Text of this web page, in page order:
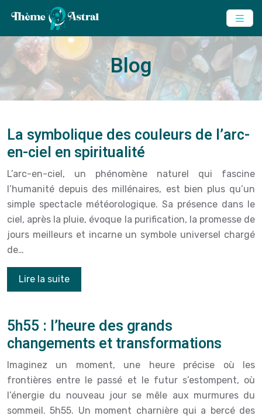
Blog
La symbolique des couleurs de l’arc-
en-ciel en spiritualité
L’arc-en-ciel, un phénomène naturel qui fascine
l’humanité depuis des millénaires, est bien plus qu’un
simple spectacle météorologique. Sa présence dans le
ciel, après la pluie, évoque la purification, la promesse de
jours meilleurs et incarne un symbole universel chargé
de…
Lire la suite
5h55 : l’heure des grands
changements et transformations
Imaginez un moment, une heure précise où les
frontières entre le passé et le futur s’estompent, où
l’énergie du nouveau jour se mêle aux murmures du
sommeil. 5h55. Un moment charnière qui a bercé des